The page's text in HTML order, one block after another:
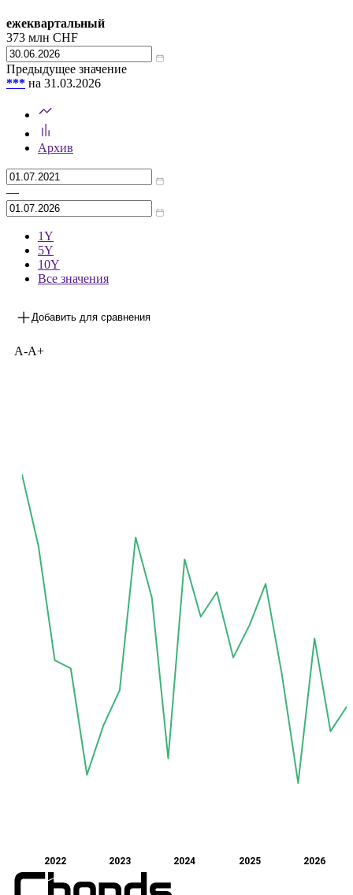
ежеквартальный
373 млн CHF
Предыдущее значение
*** на 31.03.2026
Архив
—
1Y
5Y
10Y
Все значения
Добавить для сравнения